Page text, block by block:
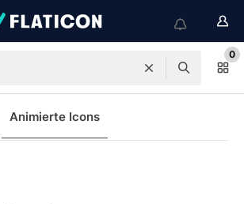
0
Animierte Icons